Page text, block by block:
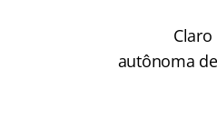
Claro
autônoma